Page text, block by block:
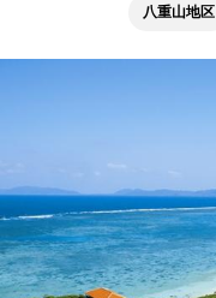
八重山地区